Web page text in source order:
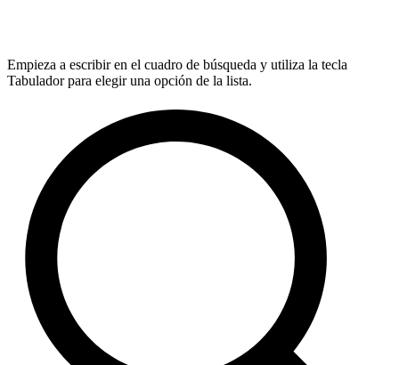
Empieza a escribir en el cuadro de búsqueda y utiliza la tecla
Tabulador para elegir una opción de la lista.